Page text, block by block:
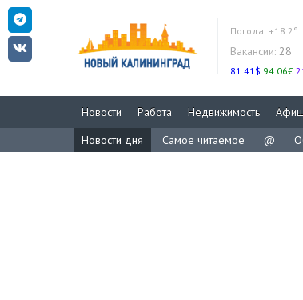
Погода: +18.2°
Вакансии: 28
81.41$ 94.06€
Новости Работа Недвижимость
Новости дня
Самое читаемое @